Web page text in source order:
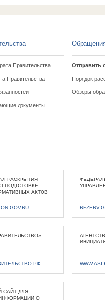
Правительства
Правительства
документы
Отправить
Порядок
Обзоры
РАСКРЫТИЯ
ПОДГОТОВКЕ
АКТОВ
САЙТ ДЛЯ
О